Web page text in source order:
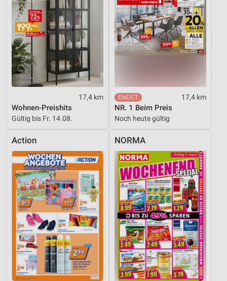
17,4 km
Wohnen-Preishits
Gültig bis Fr. 14.08.
17,4 km
NR. 1 Beim Preis
Noch heute gültig
Action NORMA